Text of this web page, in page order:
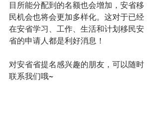
目所能分配到的名额也会增加，安省移
民机会也将会更加多样化。这对于已经
在安省学习、工作、生活和计划移民安
省的申请人都是利好消息！
对安省省提名感兴趣的朋友，可以随时
联系我们哦~